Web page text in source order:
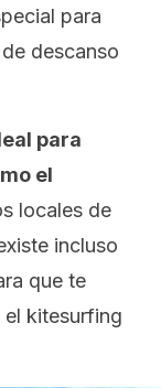
para
descanso
para
el
locales de
incluso
que te
el kitesurfing